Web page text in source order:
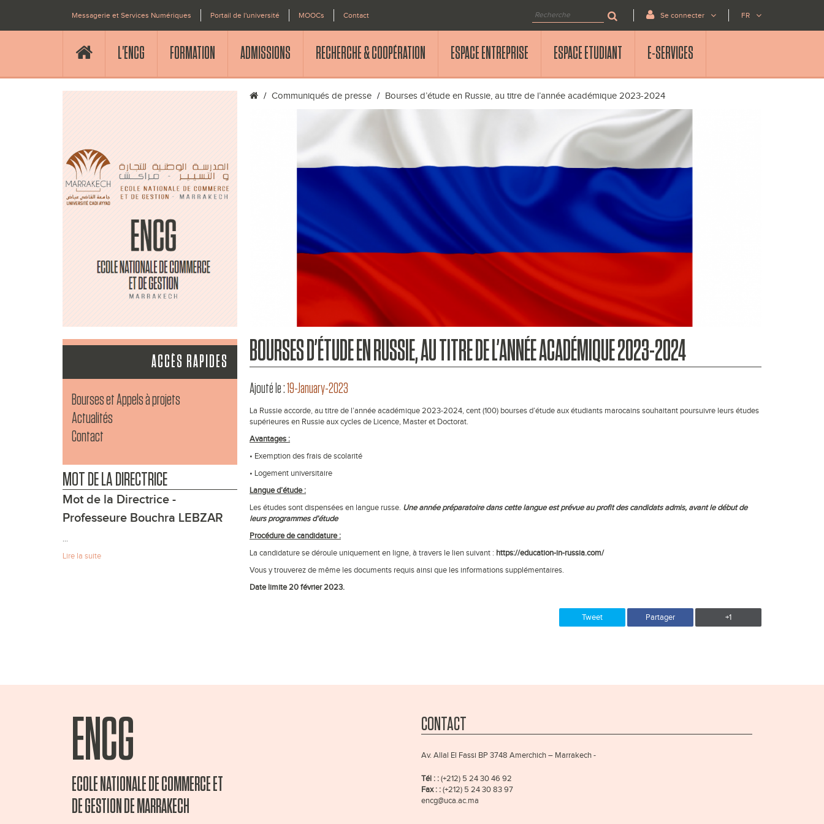
Messagerie et Services Numériques Portail de l'université MOOCs Contact FR
Se connecter
L'ENCG FORMATION ADMISSIONS RECHERCHE & COOPÉRATION ESPACE ENTREPRISE ESPACE ETUDIANT E-SERVICES
ACCÈS RAPIDES
Bourses et Appels à projets
Actualités
Contact
MOT DE LA DIRECTRICE
Mot de la Directrice -
Professeure Bouchra LEBZAR
...
Lire la suite
Communiqués de presse Bourses d’étude en Russie, au titre de l’année académique 2023-2024
BOURSES D’ÉTUDE EN RUSSIE, AU TITRE DE L’ANNÉE ACADÉMIQUE 2023-2024
Ajouté le :19-January-2023
La Russie accorde, au titre de l’année académique 2023-2024, cent (100) bourses d’étude aux étudiants marocains souhaitant poursuivre leurs études
supérieures en Russie aux cycles de Licence, Master et Doctorat.
Avantages :
• Exemption des frais de scolarité
• Logement universitaire
Langue d’étude :
Les études sont dispensées en langue russe. Une année préparatoire dans cette langue est prévue au profit des candidats admis, avant le début de
leurs programmes d’étude
Procédure de candidature :
La candidature se déroule uniquement en ligne, à travers le lien suivant : https://education-in-russia.com/
Vous y trouverez de même les documents requis ainsi que les informations supplémentaires.
Date limite 20 février 2023.
Tweet Partager +1
ENCG
ECOLE NATIONALE DE COMMERCE ET
DE GESTION DE MARRAKECH
CONTACT
Av. Allal El Fassi BP 3748 Amerchich – Marrakech -
Tél : :(+212) 5 24 30 46 92
Fax : :(+212) 5 24 30 83 97
encg@uca.ac.ma